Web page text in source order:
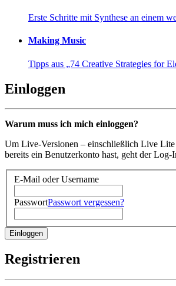
Erste Schritte mit Synthese an einem
Making Music
Tipps aus „74 Creative Strategies for
Einloggen
Warum muss ich mich einloggen?
Um Live-Versionen – einschließlich Live Lite
bereits ein Benutzerkonto hast, geht der Log-
E-Mail oder Username
PasswortPasswort vergessen?
Registrieren